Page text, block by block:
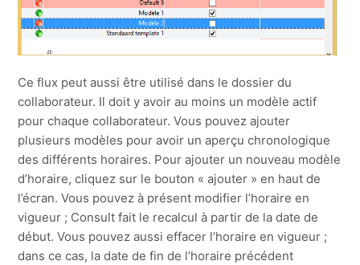
Ce flux peut aussi être utilisé dans le dossier du
collaborateur. Il doit y avoir au moins un modèle actif
pour chaque collaborateur. Vous pouvez ajouter
plusieurs modèles pour avoir un aperçu chronologique
des différents horaires. Pour ajouter un nouveau modèle
d’horaire, cliquez sur le bouton « ajouter » en haut de
l’écran. Vous pouvez à présent modifier l’horaire en
vigueur ; Consult fait le recalcul à partir de la date de
début. Vous pouvez aussi effacer l’horaire en vigueur ;
dans ce cas, la date de fin de l’horaire précédent